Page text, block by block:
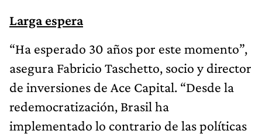
Larga espera
“Ha esperado 30 años por este momento”,
asegura Fabricio Taschetto, socio y director
de inversiones de Ace Capital. “Desde la
redemocratización, Brasil ha
implementado lo contrario de las políticas